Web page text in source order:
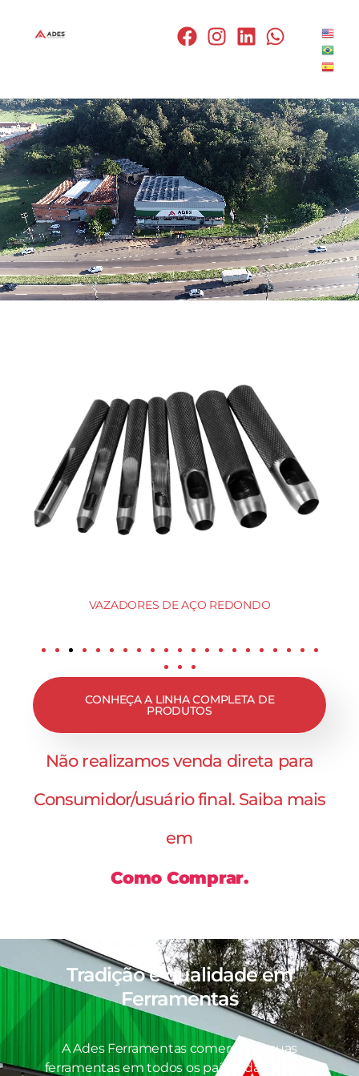
VAZADORES DE AÇO REDONDO
CONHEÇA A LINHA COMPLETA DE
PRODUTOS
Não realizamos venda direta para
Consumidor/usuário final. Saiba mais
em
Como Comprar.
Tradição e qualidade em
Ferramentas
A Ades Ferramentas comercializa suas
ferramentas em todos os países da América